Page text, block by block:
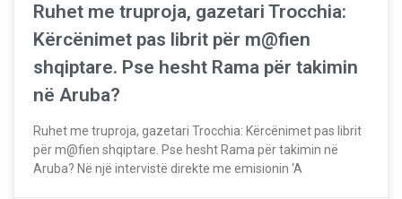
Ruhet me truproja, gazetari Trocchia:
Kërcënimet pas librit për m@fien
shqiptare. Pse hesht Rama për takimin
në Aruba?
Ruhet me truproja, gazetari Trocchia: Kërcënimet pas librit
për m@fien shqiptare. Pse hesht Rama për takimin në
Aruba? Në një intervistë direkte me emisionin ‘A